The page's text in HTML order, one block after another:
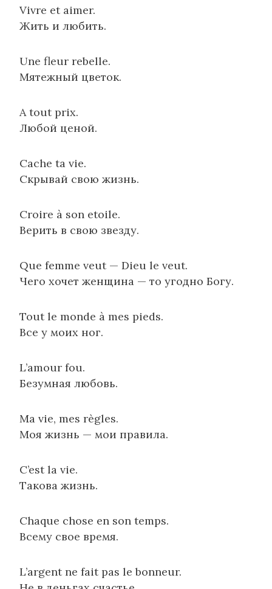
Vivre et aimer.
Жить и любить.
Une fleur rebelle.
Мятежный цветок.
A tout prix.
Любой ценой.
Cache ta vie.
Скрывай свою жизнь.
Croire à son etoile.
Верить в свою звезду.
Que femme veut — Dieu le veut.
Чего хочет женщина — то угодно Богу.
Tout le monde à mes pieds.
Все у моих ног.
L’amour fou.
Безумная любовь.
Ma vie, mes règles.
Моя жизнь — мои правила.
C’est la vie.
Такова жизнь.
Chaque chose en son temps.
Всему свое время.
L’argent ne fait pas le bonneur.